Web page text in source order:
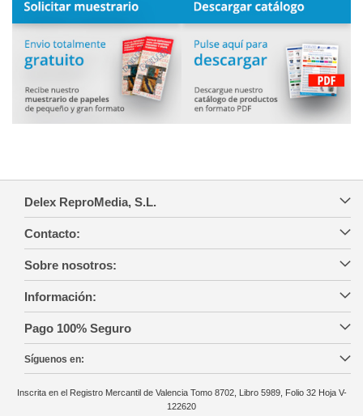
Delex ReproMedia, S.L.
Contacto:
Sobre nosotros:
Información:
Pago 100% Seguro
Síguenos en:
Inscrita en el Registro Mercantil de Valencia Tomo 8702, Libro 5989, Folio 32 Hoja V-
122620